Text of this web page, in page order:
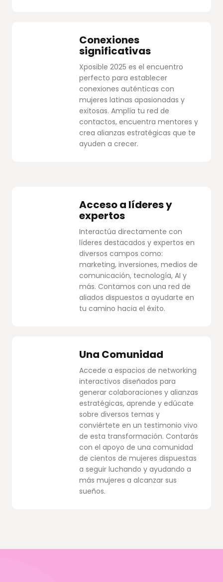
Conexiones
significativas
Xposible 2025 es el encuentro
perfecto para establecer
conexiones auténticas con
mujeres latinas apasionadas y
exitosas. Amplía tu red de
contactos, encuentra mentores y
crea alianzas estratégicas que te
ayuden a crecer.
Acceso a líderes y
expertos
Interactúa directamente con
líderes destacados y expertos en
diversos campos como:
marketing, inversiones, medios de
comunicación, tecnología, AI y
más. Contamos con una red de
aliados dispuestos a ayudarte en
tu camino hacia el éxito.
Una Comunidad
Accede a espacios de networking
interactivos diseñados para
generar colaboraciones y alianzas
estratégicas, aprende y edúcate
sobre diversos temas y
conviértete en un testimonio vivo
de esta transformación. Contarás
con el apoyo de una comunidad
de cientos de mujeres dispuestas
a seguir luchando y ayudando a
más mujeres a alcanzar sus
sueños.